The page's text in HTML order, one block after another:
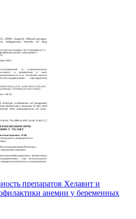
препаратов Хелавит и
анемии у беременных